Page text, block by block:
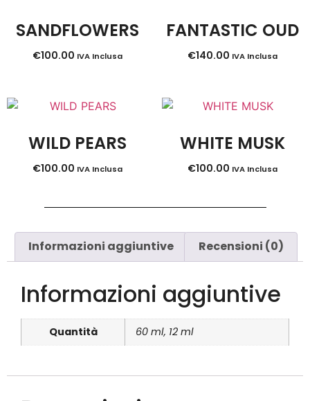
SANDFLOWERS
€100.00 IVA Inclusa
FANTASTIC OUD
€140.00 IVA Inclusa
WILD PEARS
€100.00 IVA Inclusa
WHITE MUSK
€100.00 IVA Inclusa
Informazioni aggiuntive Recensioni (0)
Informazioni aggiuntive
Quantità 60 ml, 12 ml